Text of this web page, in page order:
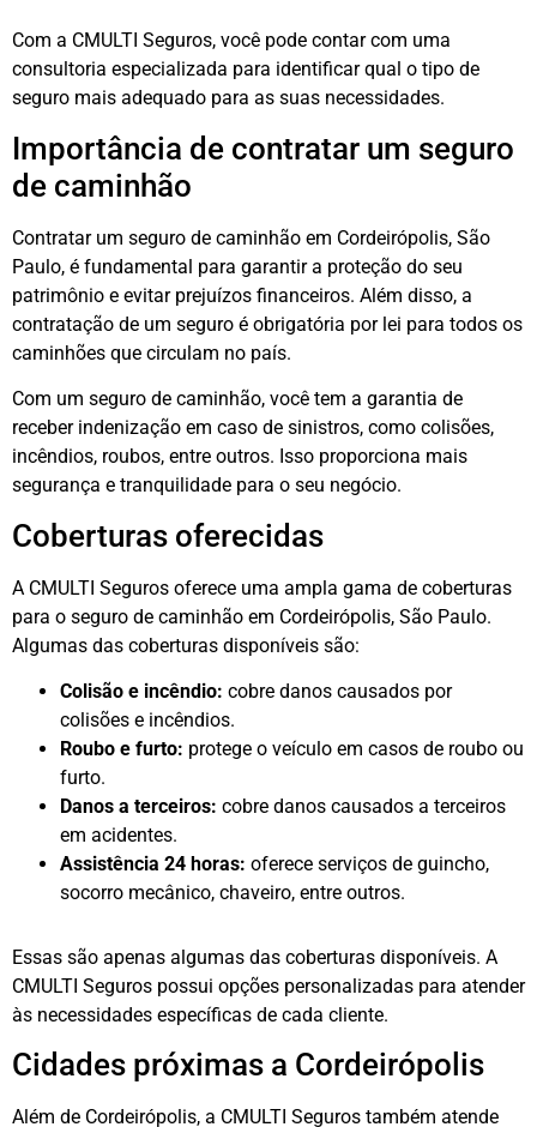
Com a CMULTI Seguros, você pode contar com uma
consultoria especializada para identificar qual o tipo de
seguro mais adequado para as suas necessidades.
Importância de contratar um seguro
de caminhão
Contratar um seguro de caminhão em Cordeirópolis, São
Paulo, é fundamental para garantir a proteção do seu
patrimônio e evitar prejuízos financeiros. Além disso, a
contratação de um seguro é obrigatória por lei para todos os
caminhões que circulam no país.
Com um seguro de caminhão, você tem a garantia de
receber indenização em caso de sinistros, como colisões,
incêndios, roubos, entre outros. Isso proporciona mais
segurança e tranquilidade para o seu negócio.
Coberturas oferecidas
A CMULTI Seguros oferece uma ampla gama de coberturas
para o seguro de caminhão em Cordeirópolis, São Paulo.
Algumas das coberturas disponíveis são:
Colisão e incêndio: cobre danos causados por
colisões e incêndios.
Roubo e furto: protege o veículo em casos de roubo ou
furto.
Danos a terceiros: cobre danos causados a terceiros
em acidentes.
Assistência 24 horas: oferece serviços de guincho,
socorro mecânico, chaveiro, entre outros.
Essas são apenas algumas das coberturas disponíveis. A
CMULTI Seguros possui opções personalizadas para atender
às necessidades específicas de cada cliente.
Cidades próximas a Cordeirópolis
Além de Cordeirópolis, a CMULTI Seguros também atende